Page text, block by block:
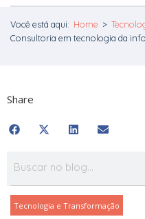
Você está aqui: Home >
Consultoria em tecnologia da
Share
Tecnologia e Transformação